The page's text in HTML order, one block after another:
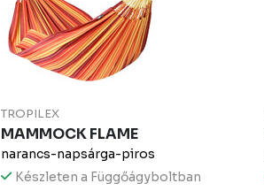
TROPILEX
MAMMOCK FLAME
narancs-napsárga-piros
Készleten a Függőágyboltban